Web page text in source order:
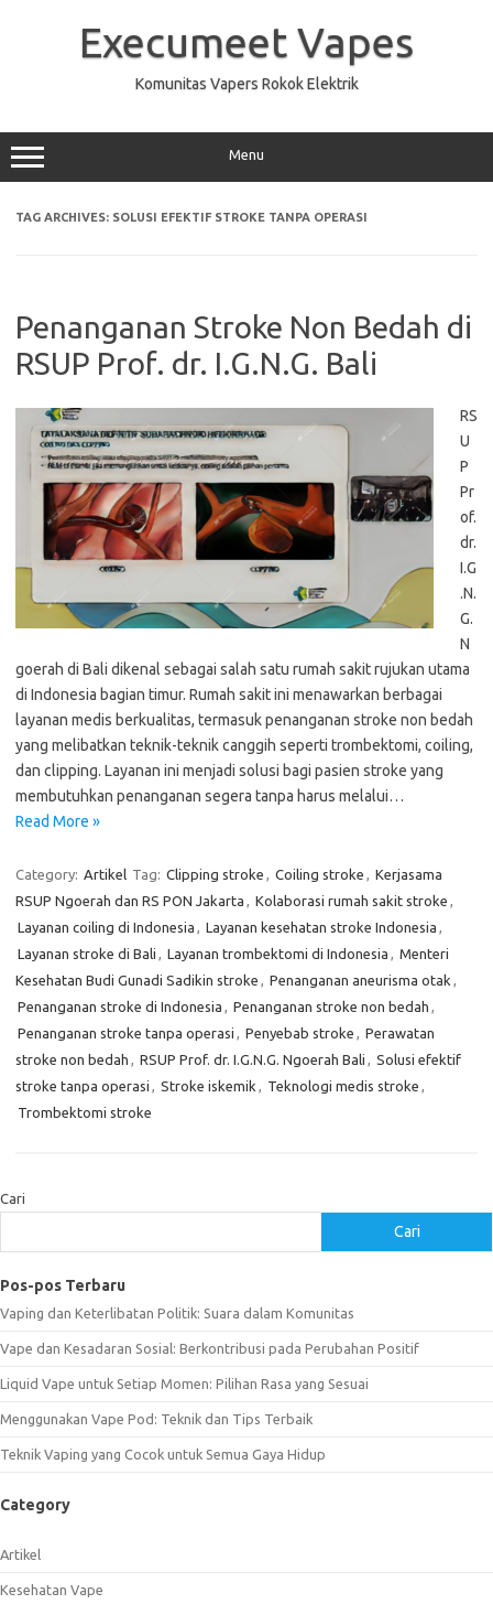
Execumeet Vapes
Komunitas Vapers Rokok Elektrik
Menu
TAG ARCHIVES: SOLUSI EFEKTIF STROKE TANPA OPERASI
Penanganan Stroke Non Bedah di
RSUP Prof. dr. I.G.N.G. Bali
RS
U
P
Pr
of.
dr.
I.G
.N.
G.
N
goerah di Bali dikenal sebagai salah satu rumah sakit rujukan utama
di Indonesia bagian timur. Rumah sakit ini menawarkan berbagai
layanan medis berkualitas, termasuk penanganan stroke non bedah
yang melibatkan teknik-teknik canggih seperti trombektomi, coiling,
dan clipping. Layanan ini menjadi solusi bagi pasien stroke yang
membutuhkan penanganan segera tanpa harus melalui…
Read More »
Category: Artikel Tag: Clipping stroke , Coiling stroke , Kerjasama
RSUP Ngoerah dan RS PON Jakarta , Kolaborasi rumah sakit stroke ,
Layanan coiling di Indonesia , Layanan kesehatan stroke Indonesia ,
Layanan stroke di Bali , Layanan trombektomi di Indonesia , Menteri
Kesehatan Budi Gunadi Sadikin stroke , Penanganan aneurisma otak ,
Penanganan stroke di Indonesia , Penanganan stroke non bedah ,
Penanganan stroke tanpa operasi , Penyebab stroke , Perawatan
stroke non bedah , RSUP Prof. dr. I.G.N.G. Ngoerah Bali , Solusi efektif
stroke tanpa operasi , Stroke iskemik , Teknologi medis stroke ,
Trombektomi stroke
Cari
Cari
Pos-pos Terbaru
Vaping dan Keterlibatan Politik: Suara dalam Komunitas
Vape dan Kesadaran Sosial: Berkontribusi pada Perubahan Positif
Liquid Vape untuk Setiap Momen: Pilihan Rasa yang Sesuai
Menggunakan Vape Pod: Teknik dan Tips Terbaik
Teknik Vaping yang Cocok untuk Semua Gaya Hidup
Category
Artikel
Kesehatan Vape